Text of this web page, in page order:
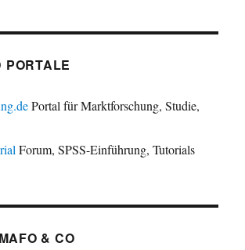
PORTALE
Portal für Marktforschung, Studie,
Forum, SPSS-Einführung, Tutorials
& CO